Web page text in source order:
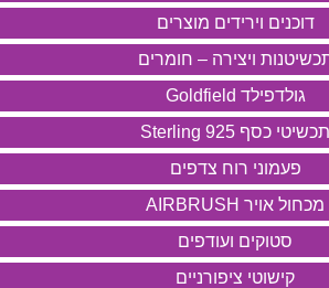
דוכנים וירידים מוצרים
ויצירה – חומרים
גולדפילד Goldfield
תכשיטי כסף 925 Sterling
פעמוני רוח צדפים
מכחול אויר AIRBRUSH
סטוקים ועודפים
קישוטי ציפורניים